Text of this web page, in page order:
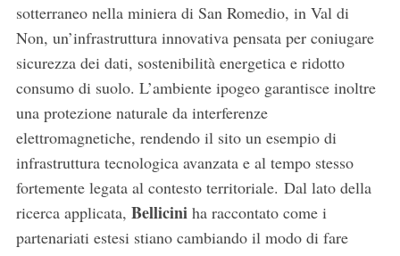
sotterraneo nella miniera di San Romedio, in Val di
Non, un’infrastruttura innovativa pensata per coniugare
sicurezza dei dati, sostenibilità energetica e ridotto
consumo di suolo. L’ambiente ipogeo garantisce inoltre
una protezione naturale da interferenze
elettromagnetiche, rendendo il sito un esempio di
infrastruttura tecnologica avanzata e al tempo stesso
fortemente legata al contesto territoriale. Dal lato della
ricerca applicata, Belliciniha raccontato come i
partenariati estesi stiano cambiando il modo di fare